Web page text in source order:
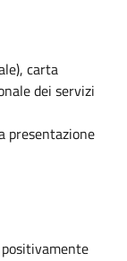
carta
dei servizi
presentazione